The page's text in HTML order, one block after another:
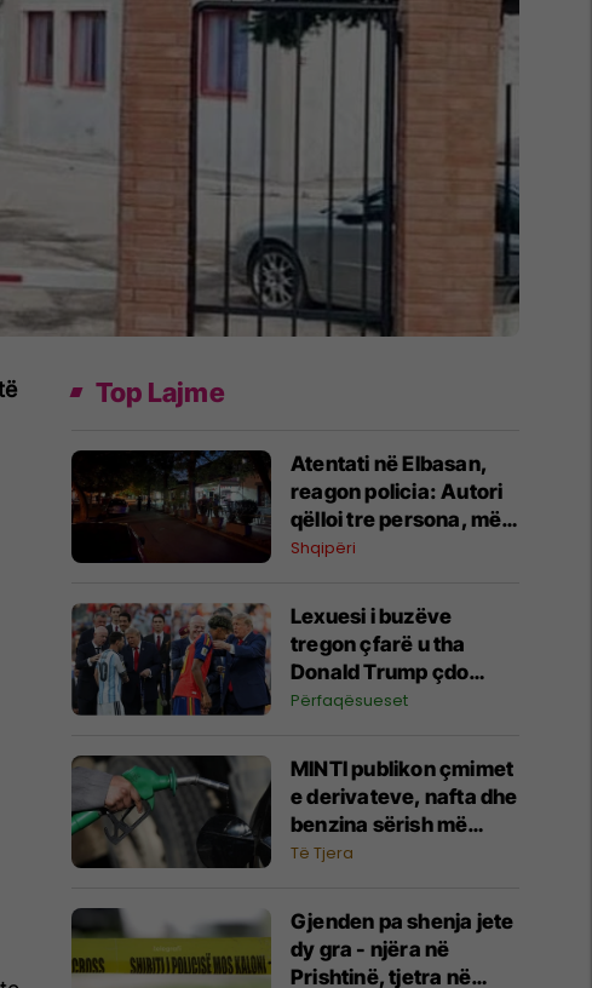
Top Lajme
Atentati në Elbasan,
reagon policia: Autori
qëlloi tre persona, më
pas hodhi armën në
Shqipëri
Lexuesi i buzëve
tregon çfarë u tha
Donald Trump çdo
lojtari të Spanjës dhe
e Kupës së Botës
Përfaqësueset
MINTI publikon çmimet
e derivateve, nafta dhe
benzina sërish më
shtrenjtë
Të Tjera
Gjenden pa shenja jete
dy gra - njëra në
Prishtinë, tjetra në